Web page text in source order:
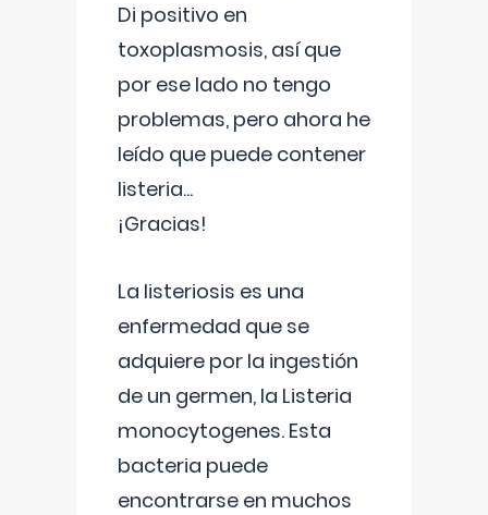
Di positivo en
toxoplasmosis, así que
por ese lado no tengo
problemas, pero ahora he
leído que puede contener
listeria...
¡Gracias!
La listeriosis es una
enfermedad que se
adquiere por la ingestión
de un germen, la Listeria
monocytogenes. Esta
bacteria puede
encontrarse en muchos